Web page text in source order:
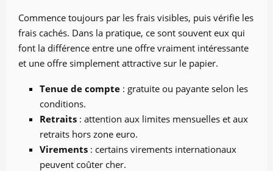
Commence toujours par les frais visibles, puis vérifie les
frais cachés. Dans la pratique, ce sont souvent eux qui
font la différence entre une offre vraiment intéressante
et une offre simplement attractive sur le papier.
Tenue de compte : gratuite ou payante selon les
conditions.
Retraits : attention aux limites mensuelles et aux
retraits hors zone euro.
Virements : certains virements internationaux
peuvent coûter cher.